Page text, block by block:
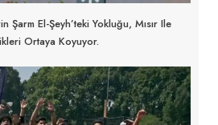
Şarm El-Şeyh’teki Yokluğu, Mısır Ile
Ortaya Koyuyor.